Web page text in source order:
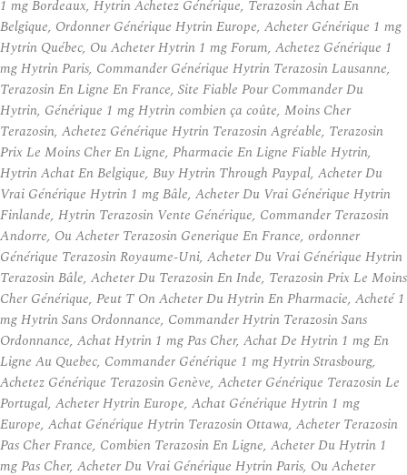
1 mg Bordeaux, Hytrin Achetez Générique, Terazosin Achat En
Belgique, Ordonner Générique Hytrin Europe, Acheter Générique 1 mg
Hytrin Québec, Ou Acheter Hytrin 1 mg Forum, Achetez Générique 1
mg Hytrin Paris, Commander Générique Hytrin Terazosin Lausanne,
Terazosin En Ligne En France, Site Fiable Pour Commander Du
Hytrin, Générique 1 mg Hytrin combien ça coûte, Moins Cher
Terazosin, Achetez Générique Hytrin Terazosin Agréable, Terazosin
Prix Le Moins Cher En Ligne, Pharmacie En Ligne Fiable Hytrin,
Hytrin Achat En Belgique, Buy Hytrin Through Paypal, Acheter Du
Vrai Générique Hytrin 1 mg Bâle, Acheter Du Vrai Générique Hytrin
Finlande, Hytrin Terazosin Vente Générique, Commander Terazosin
Andorre, Ou Acheter Terazosin Generique En France, ordonner
Générique Terazosin Royaume-Uni, Acheter Du Vrai Générique Hytrin
Terazosin Bâle, Acheter Du Terazosin En Inde, Terazosin Prix Le Moins
Cher Générique, Peut T On Acheter Du Hytrin En Pharmacie, Acheté 1
mg Hytrin Sans Ordonnance, Commander Hytrin Terazosin Sans
Ordonnance, Achat Hytrin 1 mg Pas Cher, Achat De Hytrin 1 mg En
Ligne Au Quebec, Commander Générique 1 mg Hytrin Strasbourg,
Achetez Générique Terazosin Genève, Acheter Générique Terazosin Le
Portugal, Acheter Hytrin Europe, Achat Générique Hytrin 1 mg
Europe, Achat Générique Hytrin Terazosin Ottawa, Acheter Terazosin
Pas Cher France, Combien Terazosin En Ligne, Acheter Du Hytrin 1
mg Pas Cher, Acheter Du Vrai Générique Hytrin Paris, Ou Acheter